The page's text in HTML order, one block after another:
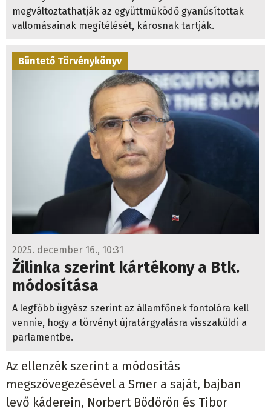
megváltoztathatják az együttműködő gyanúsítottak
vallomásainak megítélését, károsnak tartják.
Büntető Törvénykönyv
2025. december 16., 10:31
Žilinka szerint kártékony a Btk.
módosítása
A legfőbb ügyész szerint az államfőnek fontolóra kell
vennie, hogy a törvényt újratárgyalásra visszaküldi a
parlamentbe.
Az ellenzék szerint a módosítás
megszövegezésével a Smer a saját, bajban
levő káderein, Norbert Bödörön és Tibor